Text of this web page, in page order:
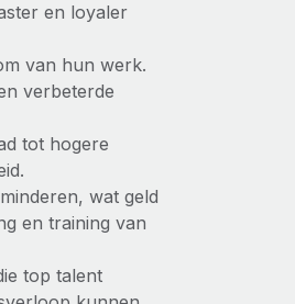
en loyaler
van hun werk.
verbeterde
tot hogere
wat geld
en training van
top talent